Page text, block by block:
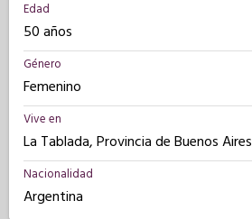
Edad
50 años
Género
Femenino
Vive en
La Tablada, Provincia de Buenos Aires
Nacionalidad
Argentina